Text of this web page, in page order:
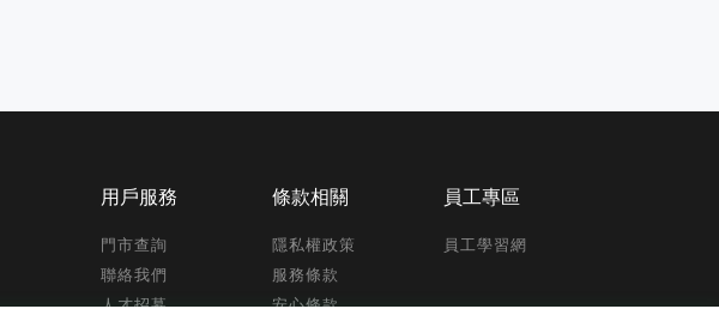
用戶服務
門市查詢
聯絡我們
人才招募
條款相關
隱私權政策
服務條款
安心條款
員工專區
員工學習網